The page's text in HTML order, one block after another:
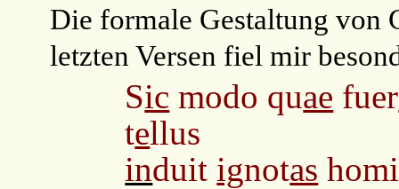
Die formale Gestaltung von
letzten Versen fiel mir
Sic modo quae fuer
tellus
induit ignotas